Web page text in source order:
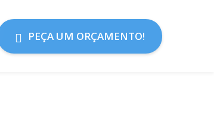
PEÇA UM ORÇAMENTO!